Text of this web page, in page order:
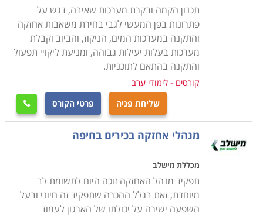
תכנון הקמה ובקרת מערכות שאיבה, דגש על
פתרונות בפן המעשי לגבי בחירת משאבות אחזקה
והתקנה במערכות המים, הניקוז, והביוב וקבלת
מערכות בעלות יעילות גבוהה, ומניעת ליקויי תפעול
והתקנה בהתאם לתוכניות.
קורסים - לימודי ערב
שליחת פניה פרטי הקורס 
מנהלי אחזקה בכירים בחיפה
מכללת מישלב
תפקיד מנהל האחזקה זוכה היום לתשומת לב
מיוחדת, זאת בגלל ההכרה שתפקיד זה חיוני ובעל
השפעה ישירה על יכולתו של הארגון לעמוד